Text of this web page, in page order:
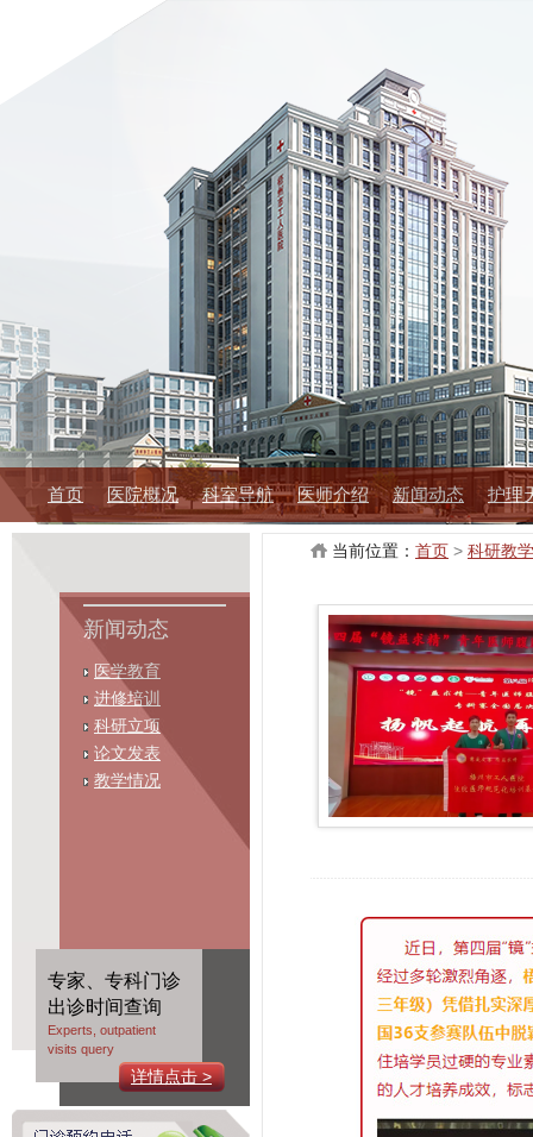
首页 医院概况 科室导航 医师介绍 新闻动态 护理
新闻动态
医学教育
进修培训
科研立项
论文发表
教学情况
专家、专科门诊
出诊时间查询
Experts, outpatient
visits query
详情点击 >
当前位置： 首页 > 科研教学